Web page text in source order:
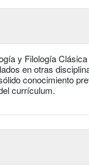
y Filología
en otras
conocimiento
currículum.